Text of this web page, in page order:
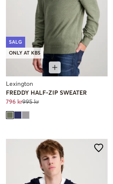
SALG
ONLY AT KBS
Lexington
FREDDY HALF-ZIP SWEATER
796 kr995 kr